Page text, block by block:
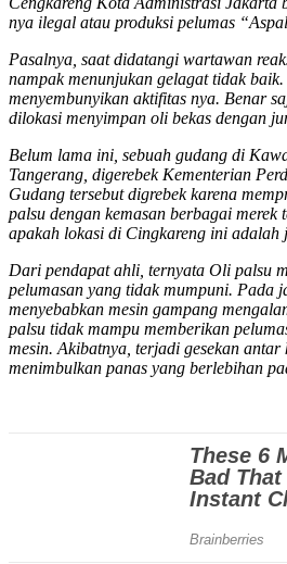
nya ilegal atau produksi pelumas
Pasalnya, saat didatangi wartawan
nampak menunjukan gelagat tidak baik.
menyembunyikan aktifitas nya. Benar
dilokasi menyimpan oli bekas dengan
Belum lama ini, sebuah gudang di
Tangerang, digerebek Kementerian
Gudang tersebut digrebek karena
palsu dengan kemasan berbagai merek
apakah lokasi di Cingkareng ini adalah
Dari pendapat ahli, ternyata Oli palsu
pelumasan yang tidak mumpuni. Pada
menyebabkan mesin gampang
palsu tidak mampu memberikan
mesin. Akibatnya, terjadi gesekan antar
menimbulkan panas yang berlebihan